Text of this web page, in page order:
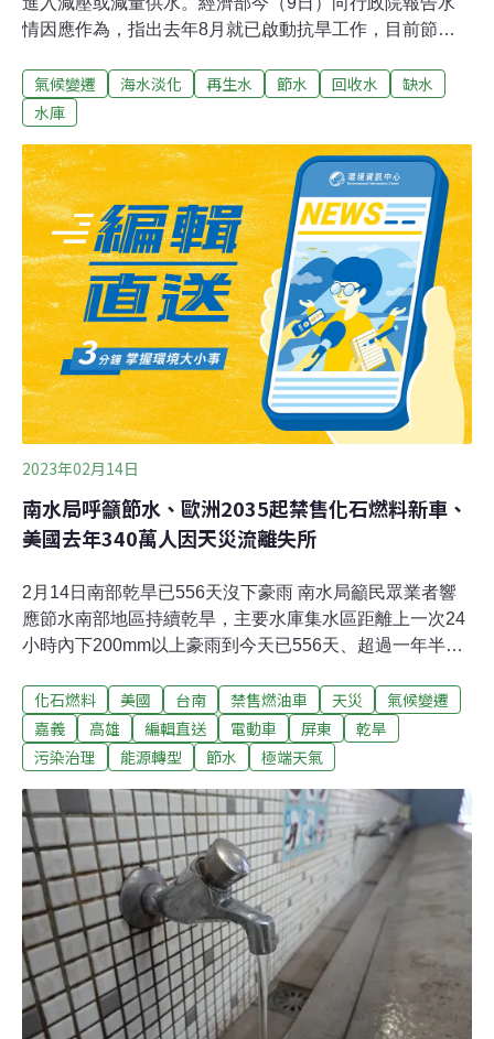
情因應作為，指出去年8月就已啟動抗旱工作，目前節水
源。氣象局預估接下來春季降雨仍偏少，經濟部呼籲全民
共同節水。南部三地區水情拉警報 水利署稱供水表現優於
雨，創下30年來最低，水庫蓄水量持續降低，目前嘉義縣
已列入夜間減壓供水的「黃燈」，台南市則是減量供水
「橙燈」，高雄市也在昨（8）日轉為黃燈，昨晚10點開
始減壓供水。經濟部水利署今（9日）於行政院會報告水
情因應作為。水利署長賴建信表示，去年5月統計迄今，
南部集水區降雨量比百年大旱同期更少，從去年8月起就
已展開抗旱工作，透過水庫出水管控、加強灌溉管理及備
援水源等，節水調度成效6.6億噸，超過一座曾文水庫。賴
建信說明，水利署近年全力找水、調
氣候變遷 海水淡化 再生水 節水 回收水
缺水
水庫
2023年02月14日
南水局呼籲節水、歐洲2035起禁售化石燃料新車、
美國去年340萬人因天災流離失所
2月14日南部乾旱已556天沒下豪雨 南水局籲民眾業者響
應節水南部地區持續乾旱，主要水庫集水區距離上一次24
小時內下200mm以上豪雨到今天已556天、超過一年半，
利署南區水資源局呼籲民眾、業者節約用水。（聯合報報
導）全球電動車需求大增 經濟部補助業者搶攻充電市場全
球的電動車需求大增，根據國外研究預估全球的充電樁市
場產值會從2021年的355億美元，以每年至少超過三成的
速度成長。因此有國內業者在經濟部的專案補助下，聚焦
科技廠及飯店等場域商機，也要搶攻歐美、日本及東南亞
龐大充電市場。經濟部技術處處長邱求慧表示，充電站營
運商「充壩」公司股東之一的起而行綠能公司，是經濟部
技術處透過科技專案協助產業技術升級的成果之一。經濟
部擬定全台公共充電樁建設計畫，預計在2025年會增加到
7800個。（理財網新聞、公視新聞報導）
化石燃料 美國 台南 禁售燃油車 天災
氣候變遷
嘉義
高雄 編輯直送 電動車 屏東
乾旱
污染治理
能源轉型 節水 極端天氣